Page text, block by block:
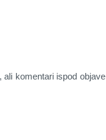
komentari ispod objave